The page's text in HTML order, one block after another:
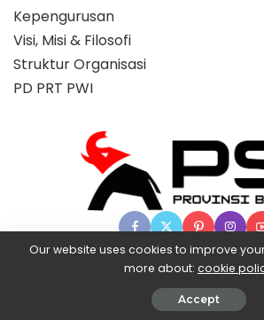
Kepengurusan
Visi, Misi & Filosofi
Struktur Organisasi
PD PRT PWI
© 2025 Partai Super, powered
Our website uses cookies to improve
more about: cookie
Accept